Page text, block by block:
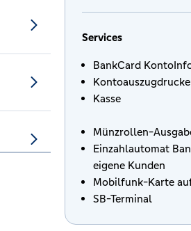
Services
BankCard
Kasse
Münzrollen-
Einzahlautomat
eigene Kunden
Mobilfunk-Karte
SB-Terminal